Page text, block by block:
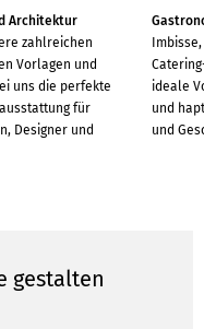
Architektur
zahlreichen
Vorlagen und
uns die perfekte
für
Designer und
ideale
und
und
gestalten